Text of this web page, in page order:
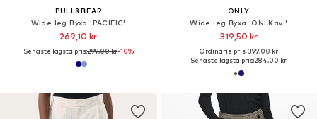
PULL&BEAR
Wide leg Byxa 'PACIFIC'
269,10 kr
Senaste lägsta pris:299,00 kr-10%
ONLY
Wide leg Byxa 'ONLKavi'
319,50 kr
Ordinarie pris: 399,00 kr
Senaste lägsta pris:284,00 kr